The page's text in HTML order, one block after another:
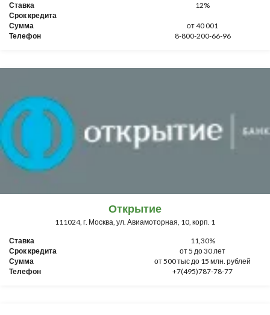
Ставка
12%
Срок кредита
Сумма
от 40 001
Телефон
8-800-200-66-96
Открытие
111024, г. Москва, ул. Авиамоторная, 10, корп. 1
Ставка
11,30%
Срок кредита
от 5 до 30 лет
Сумма
от 500 тыс до 15 млн. рублей
Телефон
+7(495)787-78-77